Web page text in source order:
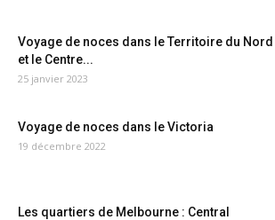
Voyage de noces dans le Territoire du Nord
et le Centre...
25 janvier 2023
Voyage de noces dans le Victoria
19 décembre 2022
Les quartiers de Melbourne : Central